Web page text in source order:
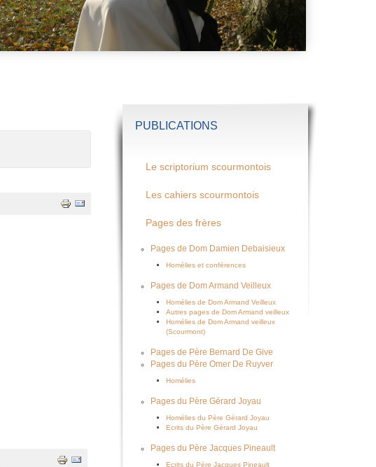
PUBLICATIONS
Le scriptorium scourmontois
Les cahiers scourmontois
Pages des frères
Pages de Dom Damien Debaisieux
Homélies et conférences
Pages de Dom Armand Veilleux
Homélies de Dom Armand Veilleux
Autres pages de Dom Armand veilleux
Homélies de Dom Armand veilleux
(Scourmont)
Pages de Père Bernard De Give
Pages du Père Omer De Ruyver
Homélies
Pages du Père Gérard Joyau
Homélies du Père Gérard Joyau
Ecrits du Père Gérard Joyau
Pages du Père Jacques Pineault
Ecrits du Père Jacques Pineault